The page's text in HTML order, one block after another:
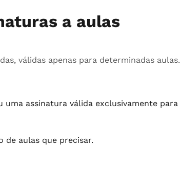
a aulas
válidas apenas para determinadas aulas.
assinatura válida exclusivamente para
de aulas que precisar.